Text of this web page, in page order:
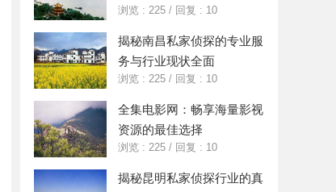
浏览 : 225 / 回复 : 10
揭秘南昌私家侦探的专业服
务与行业现状全面
浏览 : 225 / 回复 : 10
全集电影网：畅享海量影视
资源的最佳选择
浏览 : 225 / 回复 : 10
揭秘昆明私家侦探行业的真